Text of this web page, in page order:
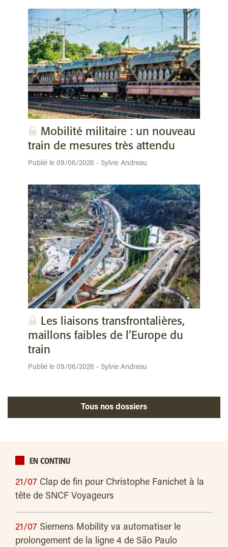
Mobilité militaire : un nouveau
train de mesures très attendu
Publié le 09/06/2026 - Sylvie Andreau
Les liaisons transfrontalières,
maillons faibles de l’Europe du
train
Publié le 09/06/2026 - Sylvie Andreau
Tous nos dossiers
EN CONTINU
21/07 Clap de fin pour Christophe Fanichet à la
tête de SNCF Voyageurs
21/07 Siemens Mobility va automatiser le
prolongement de la ligne 4 de São Paulo